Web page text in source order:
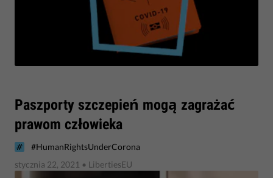
​Paszporty szczepień mogą zagrażać
prawom człowieka
#HumanRightsUnderCorona
stycznia 22, 2021 • LibertiesEU